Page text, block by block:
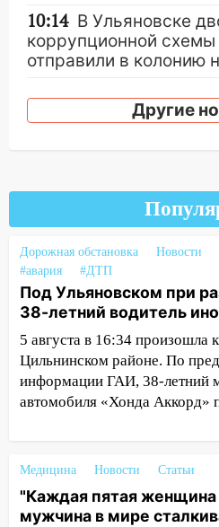
10:14 В Ульяновске
коррупционной
отправили в колонию
09:52 Ночью
соседними
Бога в СИЗО
В Ульяновске
млн рублей
08:22 Подросток на
велосипедистку:
07:20 Жара
знойный и сухой
06:00 Под
05:00
«Каждая пятая
второй мужчина в
алопецией»: врач
Другие
Дорожная обстановка Новости
#авария
#ДТП
Под Ульяновском при
38-летний водитель
5 августа в 16:34 произошла
Цильнинском районе. По
информации ГАИ, 38-летний
автомобиля «Хонда Аккорд»
Медицина Новости Статьи
"Каждая пятая
мужчина в мире